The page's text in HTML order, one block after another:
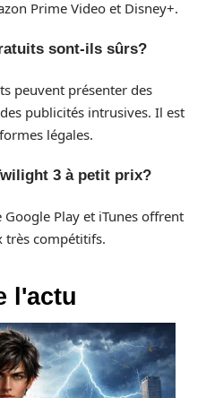
Prime Video et Disney+.
sont-ils sûrs?
peuvent présenter des
publicités intrusives. Il est
légales.
3 à petit prix?
Play et iTunes offrent
très compétitifs.
l'actu